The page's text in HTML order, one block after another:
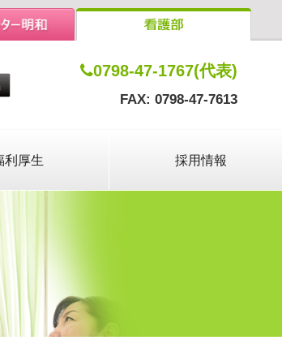
0798-47-1767(代表)
FAX: 0798-47-7613
利厚生 採用情報